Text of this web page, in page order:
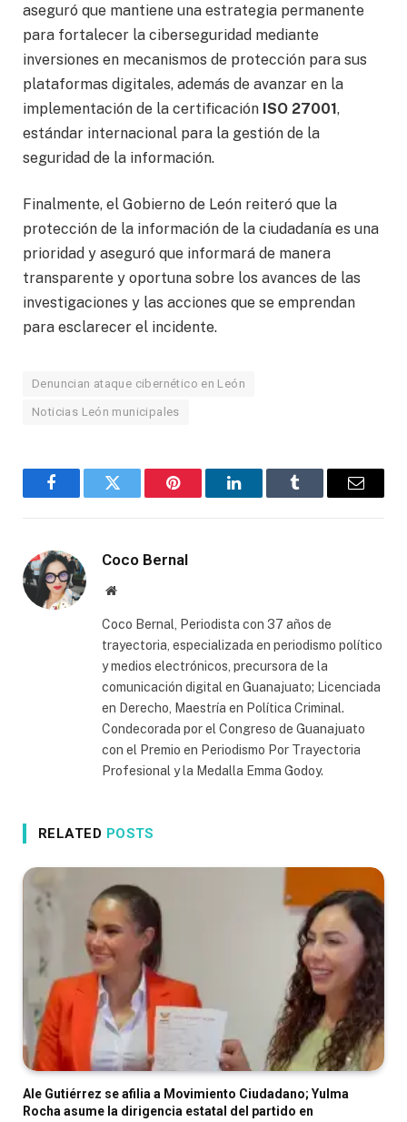
aseguró que mantiene una estrategia permanente
para fortalecer la ciberseguridad mediante
inversiones en mecanismos de protección para sus
plataformas digitales, además de avanzar en la
implementación de la certificación ISO 27001,
estándar internacional para la gestión de la
seguridad de la información.
Finalmente, el Gobierno de León reiteró que la
protección de la información de la ciudadanía es una
prioridad y aseguró que informará de manera
transparente y oportuna sobre los avances de las
investigaciones y las acciones que se emprendan
para esclarecer el incidente.
Denuncian ataque cibernético en León
Noticias León municipales
FacebookTwitter Pinterest LinkedInTumblr Email
Coco Bernal
Website
Coco Bernal, Periodista con 37 años de
trayectoria, especializada en periodismo político
y medios electrónicos, precursora de la
comunicación digital en Guanajuato; Licenciada
en Derecho, Maestría en Política Criminal.
Condecorada por el Congreso de Guanajuato
con el Premio en Periodismo Por Trayectoria
Profesional y la Medalla Emma Godoy.
RELATED POSTS
Ale Gutiérrez se afilia a Movimiento Ciudadano; Yulma
Rocha asume la dirigencia estatal del partido en